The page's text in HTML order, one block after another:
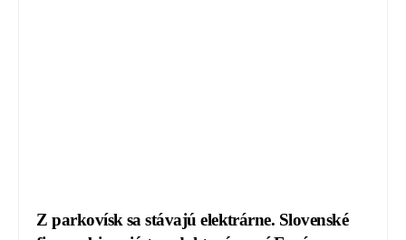
Z parkovísk sa stávajú elektrárne. Slovenské